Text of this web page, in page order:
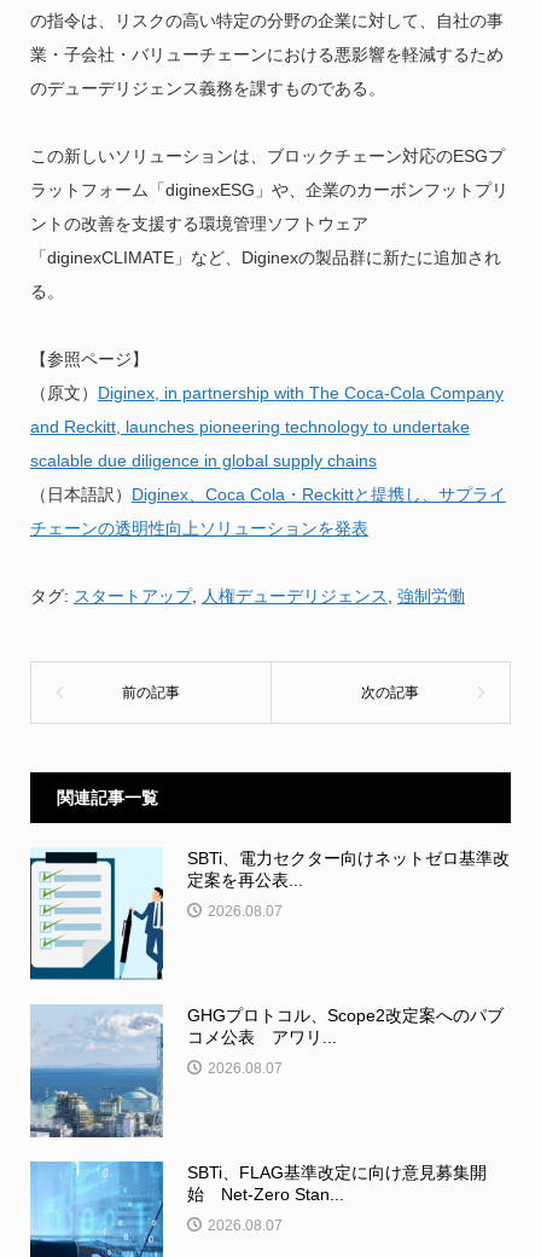
の指令は、リスクの高い特定の分野の企業に対して、自社の事
業・子会社・バリューチェーンにおける悪影響を軽減するため
のデューデリジェンス義務を課すものである。
この新しいソリューションは、ブロックチェーン対応のESGプ
ラットフォーム「diginexESG」や、企業のカーボンフットプリ
ントの改善を支援する環境管理ソフトウェア
「diginexCLIMATE」など、Diginexの製品群に新たに追加され
る。
【参照ページ】
（原文） Diginex, in partnership with The Coca-Cola Company
and Reckitt, launches pioneering technology to undertake
scalable due diligence in global supply chains
（日本語訳） Diginex、Coca Cola・Reckittと提携し、サプライ
チェーンの透明性向上ソリューションを発表
タグ: スタートアップ, 人権デューデリジェンス 強制労働
関連記事一覧
SBTi、電力セクター向けネットゼロ基準改
定案を再公表...
2026.08.07
GHGプロトコル、Scope2改定案へのパブ
コメ公表 アワリ...
2026.08.07
SBTi、FLAG基準改定に向け意見募集開
始 Net-Zero Stan...
2026.08.07